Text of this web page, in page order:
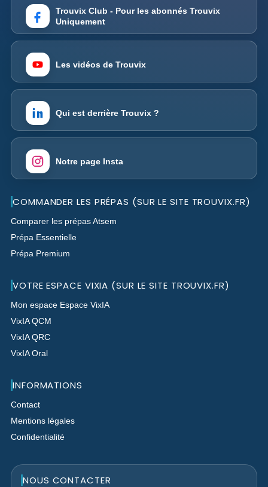
Trouvix Club - Pour les abonnés Trouvix
Uniquement
Les vidéos de Trouvix
Qui est derrière Trouvix ?
Notre page Insta
COMMANDER LES PRÉPAS (SUR LE SITE TROUVIX.FR)
Comparer les prépas Atsem
Prépa Essentielle
Prépa Premium
VOTRE ESPACE VIXIA (SUR LE SITE TROUVIX.FR)
Mon espace Espace VixIA
VixIA QCM
VixIA QRC
VixIA Oral
INFORMATIONS
Contact
Mentions légales
Confidentialité
NOUS CONTACTER